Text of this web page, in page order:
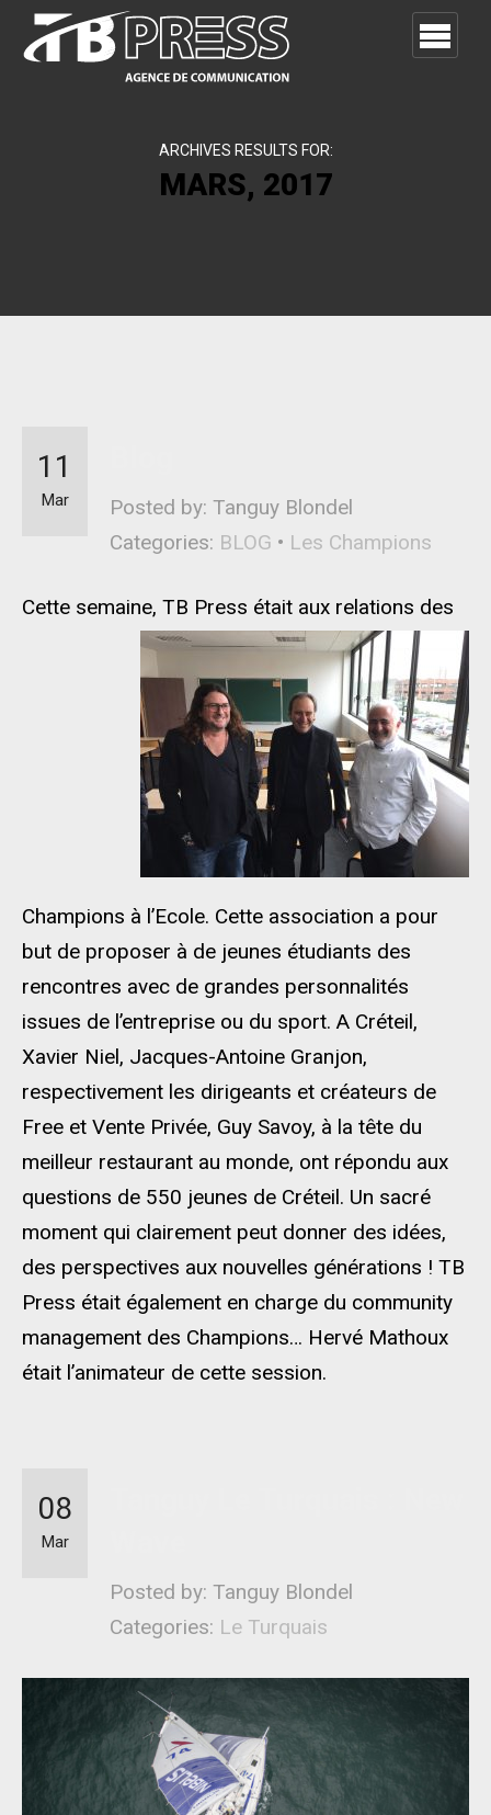
ARCHIVES RESULTS FOR:
MARS, 2017
Posted by: Tanguy Blondel
Categories: BLOG • Les Champions
11
Mar
Cette semaine, TB Press était aux relations des
Champions à l’Ecole. Cette association a pour
but de proposer à de jeunes étudiants des
rencontres avec de grandes personnalités
issues de l’entreprise ou du sport. A Créteil,
Xavier Niel, Jacques-Antoine Granjon,
respectivement les dirigeants et créateurs de
Free et Vente Privée, Guy Savoy, à la tête du
meilleur restaurant au monde, ont répondu aux
questions de 550 jeunes de Créteil. Un sacré
moment qui clairement peut donner des idées,
des perspectives aux nouvelles générations ! TB
Press était également en charge du community
management des Champions… Hervé Mathoux
était l’animateur de cette session.
Posted by: Tanguy Blondel
Categories: Le Turquais
08
Mar